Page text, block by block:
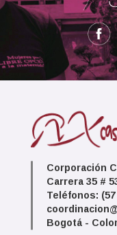
Corporación
Carrera 35 #
Teléfonos: (57
Bogotá -